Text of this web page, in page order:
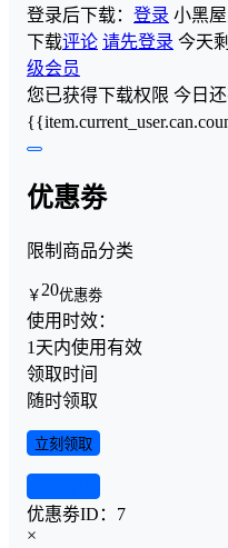
登录后下载： 登录 小黑
下载评论 请先登录 今天
级会员
您已获得下载权限 今日
优惠劵
限制商品分类
￥20优惠劵
使用时效：
1天内使用有效
领取时间
随时领取
立刻领取
优惠劵ID： 7
×